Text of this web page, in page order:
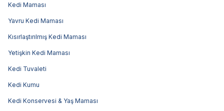
Kedi Maması
Yavru Kedi Maması
Kısırlaştırılmış Kedi Maması
Yetişkin Kedi Maması
Kedi Tuvaleti
Kedi Kumu
Kedi Konservesi & Yaş Maması